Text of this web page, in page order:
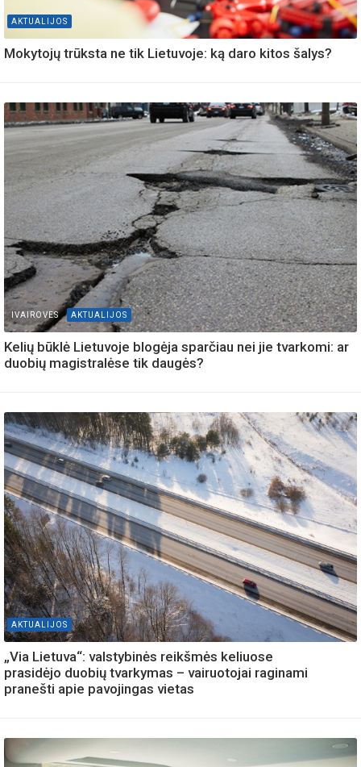
AKTUALIJOS
Mokytojų trūksta ne tik Lietuvoje: ką daro kitos šalys?
IVAIROVES AKTUALIJOS
Kelių būklė Lietuvoje blogėja sparčiau nei jie tvarkomi: ar
duobių magistralėse tik daugės?
AKTUALIJOS
„Via Lietuva“: valstybinės reikšmės keliuose
prasidėjo duobių tvarkymas – vairuotojai raginami
pranešti apie pavojingas vietas